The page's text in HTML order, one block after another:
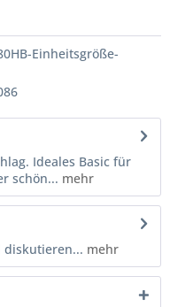
Einheitsgröße-
Ideales Basic für
schön... mehr
diskutieren... mehr